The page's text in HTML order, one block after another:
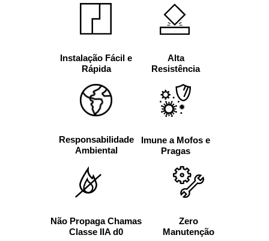
Instalação Fácil e
Rápida
Alta
Resistência
Responsabilidade
Ambiental
Imune a Mofos e
Pragas
Não Propaga Chamas
Classe IIA d0
Zero
Manutenção